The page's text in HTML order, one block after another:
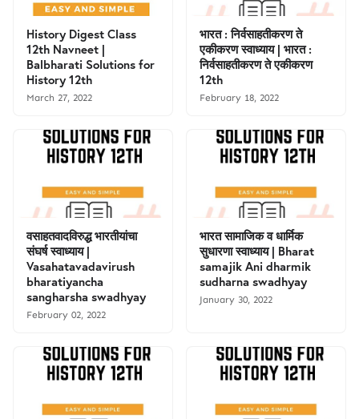
History Digest Class
12th Navneet |
Balbharati Solutions for
History 12th
March 27, 2022
भारत : निर्वसाहतीकरण ते
एकीकरण स्वाध्याय | भारत :
निर्वसाहतीकरण ते एकीकरण
12th
February 18, 2022
वसाहतवादविरुद्ध भारतीयांचा
संघर्ष स्वाध्याय |
Vasahatavadavirush
bharatiyancha
sangharsha swadhyay
February 02, 2022
भारत सामाजिक व धार्मिक
सुधारणा स्वाध्याय | Bharat
samajik Ani dharmik
sudharna swadhyay
January 30, 2022